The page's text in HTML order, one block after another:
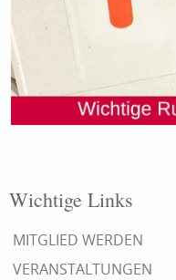
Wichtige Links
MITGLIED WERDEN
VERANSTALTUNGEN